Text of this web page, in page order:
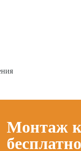
Монтаж
бесплатно